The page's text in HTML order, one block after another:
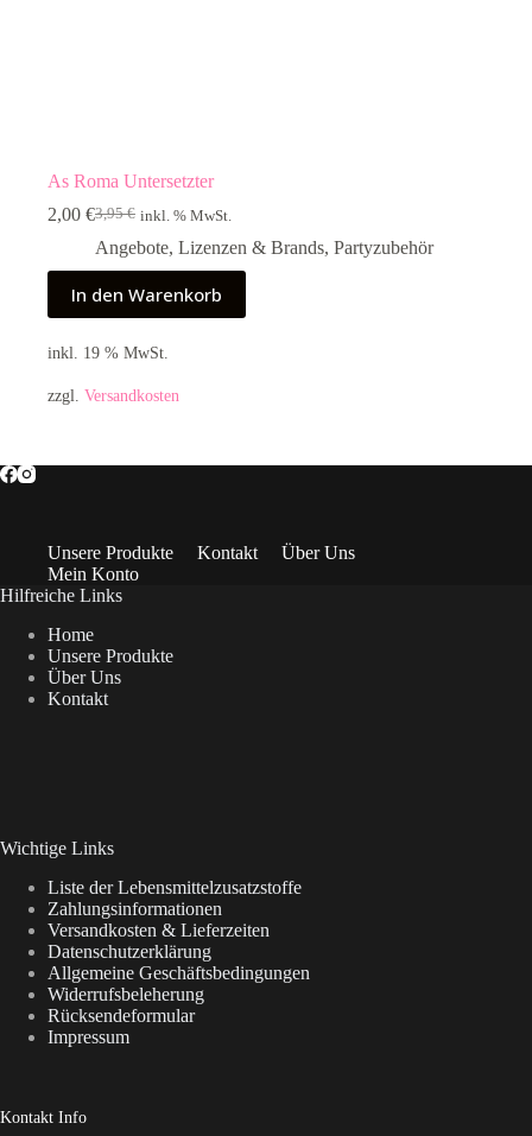
As Roma Untersetzter
3,95€
Ursprünglicher
Preis
3,95 €
2,00 €Aktueller
Preis
2,00 €.
inkl. % MwSt.
Angebote, Lizenzen & Brands, Partyzubehör
In den Warenkorb
inkl. 19 % MwSt.
zzgl. Versandkosten
Unsere Produkte Kontakt
Über Uns
Mein Konto
Hilfreiche Links
Home
Unsere Produkte
Über Uns
Kontakt
Wichtige Links
Liste der Lebensmittelzusatzstoffe
Zahlungsinformationen
Versandkosten & Lieferzeiten
Datenschutzerklärung
Allgemeine Geschäftsbedingungen
Widerrufsbeleherung
Rücksendeformular
Impressum
Kontakt Info